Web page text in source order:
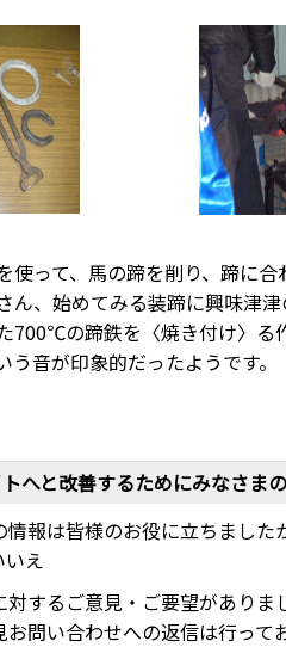
って、馬の蹄を削り、蹄に合
ん、始めてみる装蹄に興味津津
700℃の蹄鉄を〈焼き付け〉る
う音が印象的だったようです。
へと改善するためにみなさま
報は皆様のお役に立ちました
いえ
対するご意見・ご要望がありま
問い合わせへの返信は行って